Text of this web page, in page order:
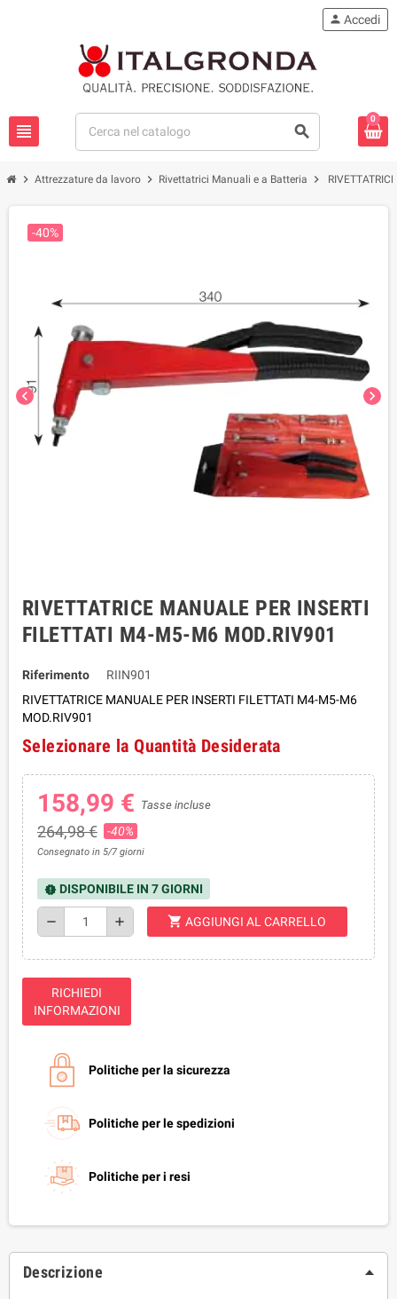
view_headline search
person Accedi
0
chevron_right Attrezzature da lavoro chevron_right Rivettatrici Manuali e a Batteria chevron_right
chevron_left chevron_right
-40%
RIVETTATRICE MANUALE PER INSERTI
FILETTATI M4-M5-M6 MOD.RIV901
Riferimento
RIIN901
RIVETTATRICE MANUALE PER INSERTI FILETTATI M4-M5-M6
MOD.RIV901
Selezionare la Quantità Desiderata
158,99 € Tasse incluse
264,98 € -40%
Consegnato in 5/7 giorni
new_releases DISPONIBILE IN 7 GIORNI
remove add shopping_cart AGGIUNGI AL CARRELLO
RICHIEDI
INFORMAZIONI
Politiche per la sicurezza
Politiche per le spedizioni
Politiche per i resi
Descrizione